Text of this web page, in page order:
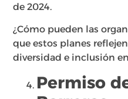
de 2024.
¿Cómo pueden las
que estos planes
diversidad e inclusión
Permiso